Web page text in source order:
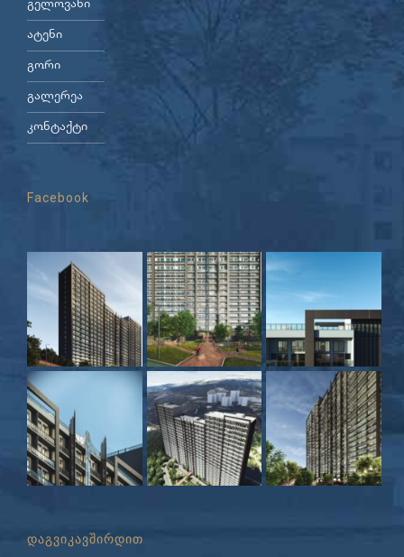
გელოვანი
ატენი
გორი
გალერეა
კონტაქტი
Facebook
დაგვიკავშირდით